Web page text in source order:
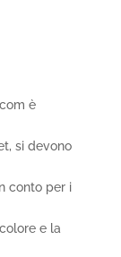
è
si devono
conto per i
e la